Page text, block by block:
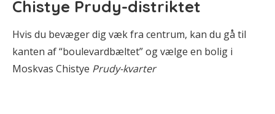
Chistye Prudy-distriktet
Hvis du bevæger dig væk fra centrum, kan du gå til
kanten af “boulevardbæltet” og vælge en bolig i
Moskvas Chistye Prudy-kvarter